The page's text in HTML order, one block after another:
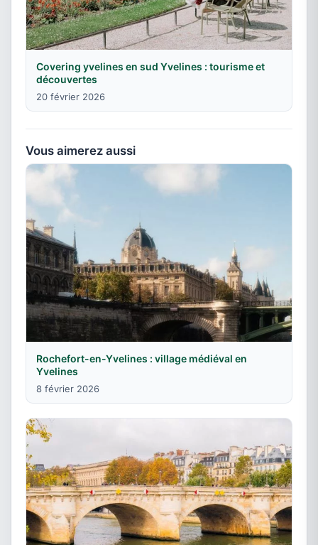
Covering yvelines en sud Yvelines : tourisme et
découvertes
20 février 2026
Vous aimerez aussi
Rochefort-en-Yvelines : village médiéval en
Yvelines
8 février 2026